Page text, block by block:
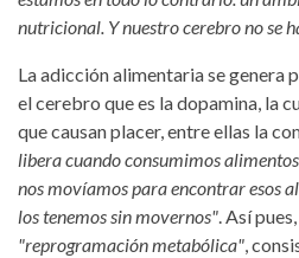
nutricional. Y nuestro cerebro no se
La adicción alimentaria se genera
el cerebro que es la dopamina, la
que causan placer, entre ellas la
libera cuando consumimos
nos movíamos para encontrar esos
los tenemos sin movernos" . Así
"reprogramación metabólica" ,